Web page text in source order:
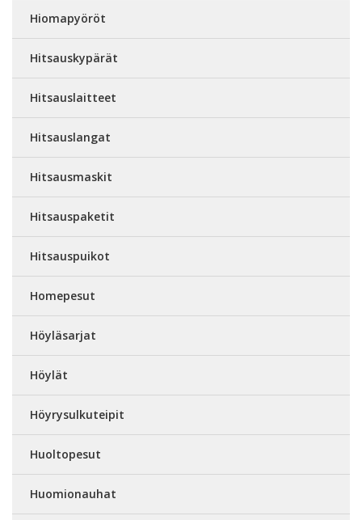
Hiomapyöröt
Hitsauskypärät
Hitsauslaitteet
Hitsauslangat
Hitsausmaskit
Hitsauspaketit
Hitsauspuikot
Homepesut
Höyläsarjat
Höylät
Höyrysulkuteipit
Huoltopesut
Huomionauhat